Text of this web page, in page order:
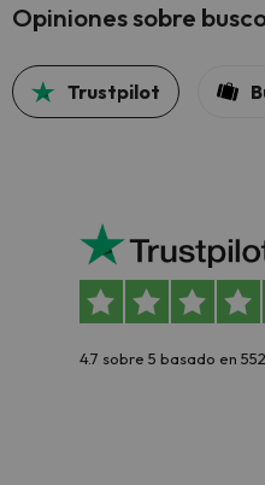
Opiniones sobre
Trustpilot
4.7 sobre 5 basado en